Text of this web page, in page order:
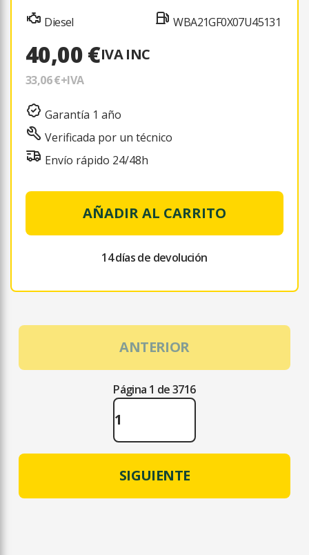
Diesel WBA21GF0X07U45131
40,00 €IVA INC
33,06 €+IVA
Garantía 1 año
Verificada por un técnico
Envío rápido 24/48h
AÑADIR AL CARRITO
14 días de devolución
ANTERIOR
Página 1 de 3716
SIGUIENTE